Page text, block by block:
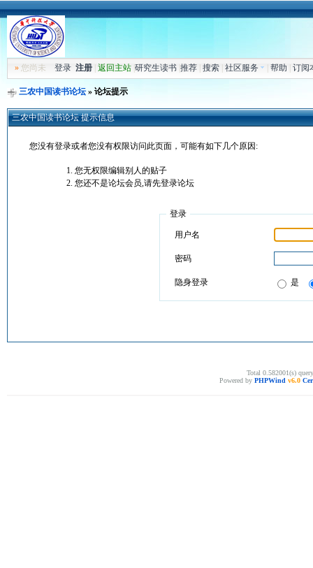
»您尚未 登录 注册| 返回主站| 研究生读书| 推荐| 搜索| 社区服务 帮助 订阅
三农中国读书论坛» 论坛提示
三农中国读书论坛 提示信息
您没有登录或者您没有权限访问此页面，可能有如下几个原因:
您无权限编辑别人的贴子
您还不是论坛会员,请先登录论坛
登录
用户名
密码
隐身登录 是
Total 0.582001(s)
Powered by PHPWind v6.0